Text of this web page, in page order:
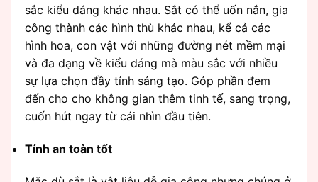
sắc kiểu dáng khác nhau. Sắt có thể uốn nắn, gia
công thành các hình thù khác nhau, kể cả các
hình hoa, con vật với những đường nét mềm mại
và đa dạng về kiểu dáng mà màu sắc với nhiều
sự lựa chọn đầy tính sáng tạo. Góp phần đem
đến cho cho không gian thêm tinh tế, sang trọng,
cuốn hút ngay từ cái nhìn đầu tiên.
Tính an toàn tốt